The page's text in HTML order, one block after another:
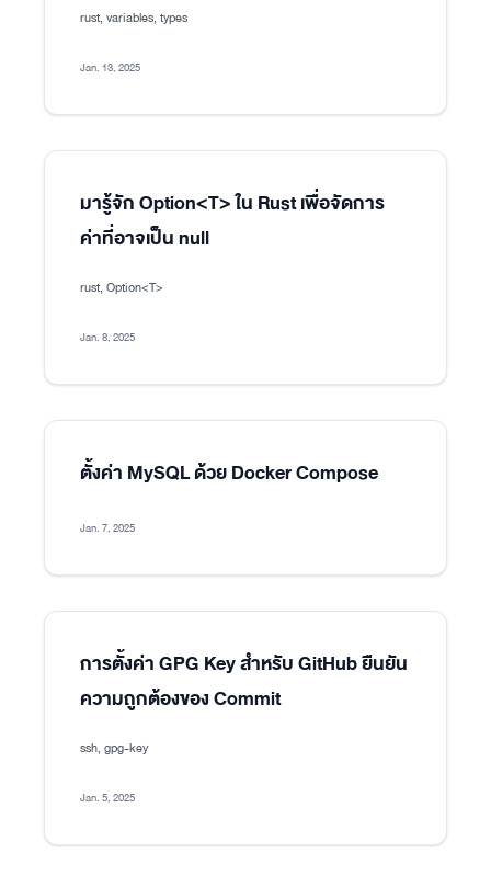
rust, variables, types
Jan. 13, 2025
มารู้จัก Option<T> ใน Rust เพื่อจัดการ
ค่าที่อาจเป็น null
rust, Option<T>
Jan. 8, 2025
ตั้งค่า MySQL ด้วย Docker Compose
Jan. 7, 2025
การตั้งค่า GPG Key สำหรับ GitHub ยืนยัน
ความถูกต้องของ Commit
ssh, gpg-key
Jan. 5, 2025